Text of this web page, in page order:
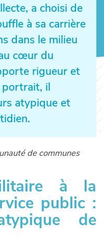
a choisi de
à sa carrière
dans le milieu
cœur du
rigueur et
portrait, il
atypique et
de communes
à la
public :
de